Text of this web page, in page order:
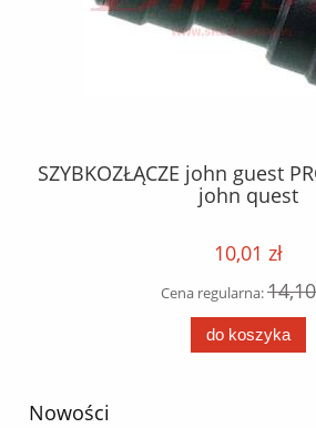
SZYBKOZŁĄCZE john guest
john quest
10,01 zł
Cena regularna:
do koszyka
Nowości